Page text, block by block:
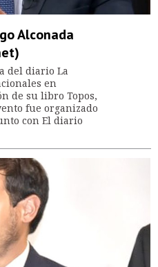
Alconada
del diario La
en
de su libro Topos,
fue organizado
con El diario